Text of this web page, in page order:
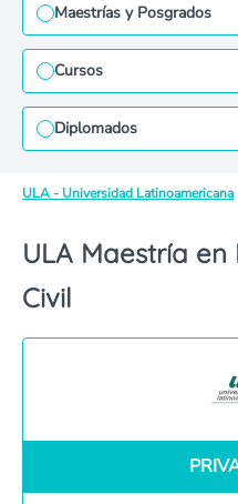
Maestrías y Posgrados
Cursos
Diplomados
ULA - Universidad Latinoamericana
ULA Maestría en
Civil